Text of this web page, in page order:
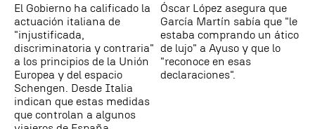
El Gobierno ha calificado la
actuación italiana de
"injustificada,
discriminatoria y contraria"
a los principios de la Unión
Europea y del espacio
Schengen. Desde Italia
indican que estas medidas
que controlan a algunos
Óscar López asegura que
García Martín sabía que "le
estaba comprando un ático
de lujo" a Ayuso y que lo
"reconoce en esas
declaraciones".